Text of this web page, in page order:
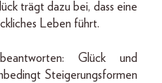
trägt dazu bei, dass eine
Leben führt.
Glück und
Steigerungsformen